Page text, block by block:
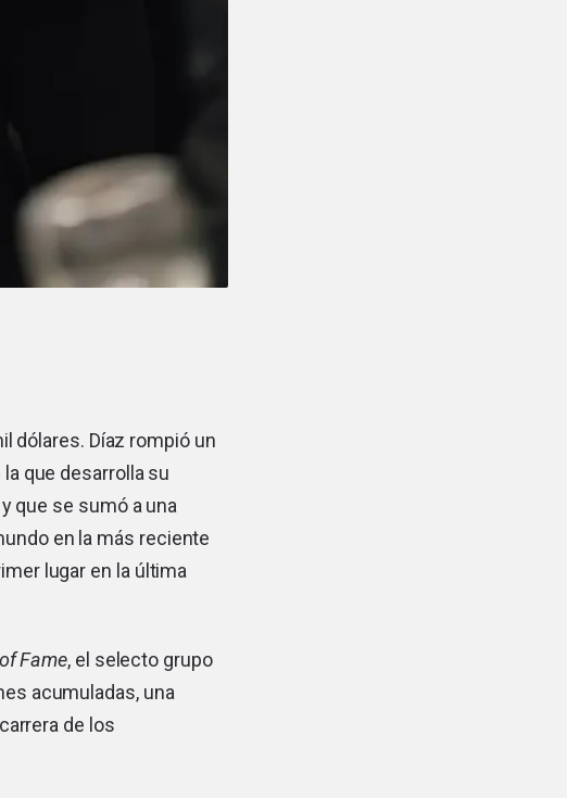
dólares. Díaz rompió un
que desarrolla su
que se sumó a una
en la más reciente
lugar en la última
Fame, el selecto grupo
acumuladas, una
de los